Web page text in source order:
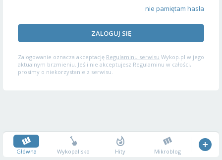
nie pamiętam hasła
ZALOGUJ SIĘ
Zalogowanie oznacza akceptację Regulaminu serwisu Wykop.pl w jego
aktualnym brzmieniu. Jeśli nie akceptujesz Regulaminu w całości,
prosimy o niekorzystanie z serwisu.
Główna Wykopalisko Hity Mikroblog